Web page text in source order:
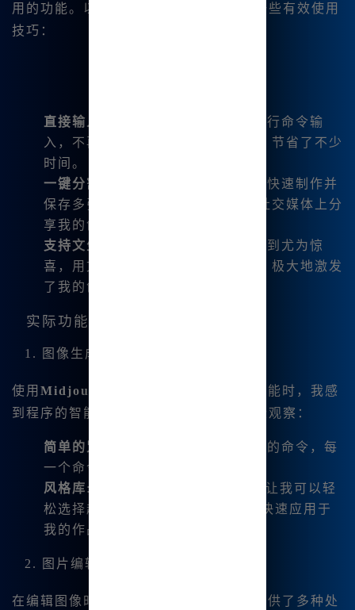
用的功能。以下是我初次体验后总结的一些有效使用
技巧：
直接输入中文
: 我可以直接用中文进行命令输
入，不再需要经过复杂的翻译过程，节省了不少
时间。
一键分割和下载
: 这项功能让我能够快速制作并
保存多张四宫格图片，非常适合在社交媒体上分
享我的创作。
支持文生图、图生图
: 这一点让我感到尤为惊
喜，用文字描述愿景就能生成图像，极大地激发
了我的创作灵感。
实际功能分解
1. 图像生成
使用 Midjourney 中文绘画
的图像生成功能时，我感
到程序的智能化。以下是我使用后的一些观察：
简单的咒语解析
: 不再需要掌握复杂的命令，每
一个命令的理解都非常直观。
风格库: 像Serf风格库这样的功能，让我可以轻
松选择超过1800种全新风格模板，快速应用于
我的作品。
2. 图片编辑功能
在编辑图像时， 提供了多种处